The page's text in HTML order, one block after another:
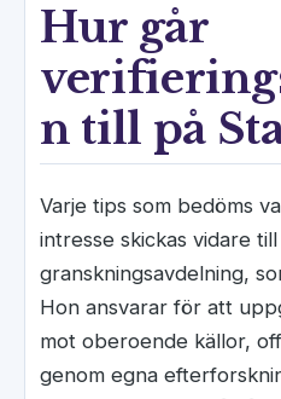
Hur går
n till på
Varje tips som bedöms
intresse skickas vidare
granskningsavdelning,
Hon ansvarar för att
mot oberoende källor,
genom egna